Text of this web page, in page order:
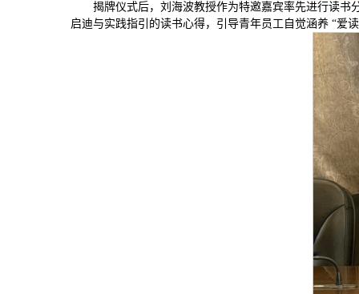
揭牌仪式后，刘海波教授作为特邀嘉宾率先进行读
启迪与实践指引的读书心得，引导青年员工自觉涵养 “爱